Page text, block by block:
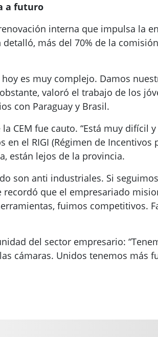
a futuro
interna que impulsa la
más del 70% de la
es muy complejo. Damos
valoró el trabajo de los
con Paraguay y Brasil.
CEM fue cauto. “Está muy difícil
en el RIGI (Régimen de
están lejos de la provincia.
son anti industriales. Si
recordó que el empresariado
fuimos competitivos.
del sector empresario:
cámaras. Unidos tenemos más